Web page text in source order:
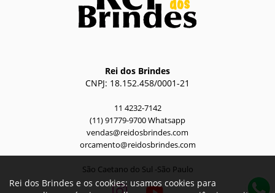
Rei dos Brindes
CNPJ: 18.152.458/0001-21
11 4232-7142
(11) 91779-9700 Whatsapp
vendas@reidosbrindes.com
orcamento@reidosbrindes.com
São Caetano do Sul -São Paulo
Rei dos Brindes e os cookies: usamos cookies para